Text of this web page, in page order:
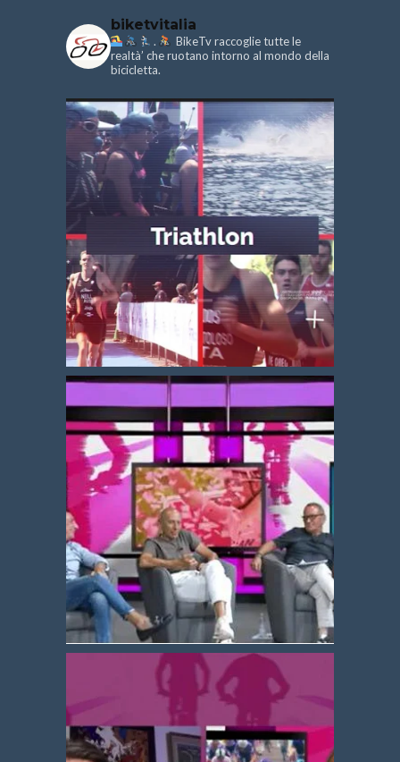
biketvitalia
.
BikeTv raccoglie tutte le
realtà’ che ruotano intorno al mondo della
bicicletta.